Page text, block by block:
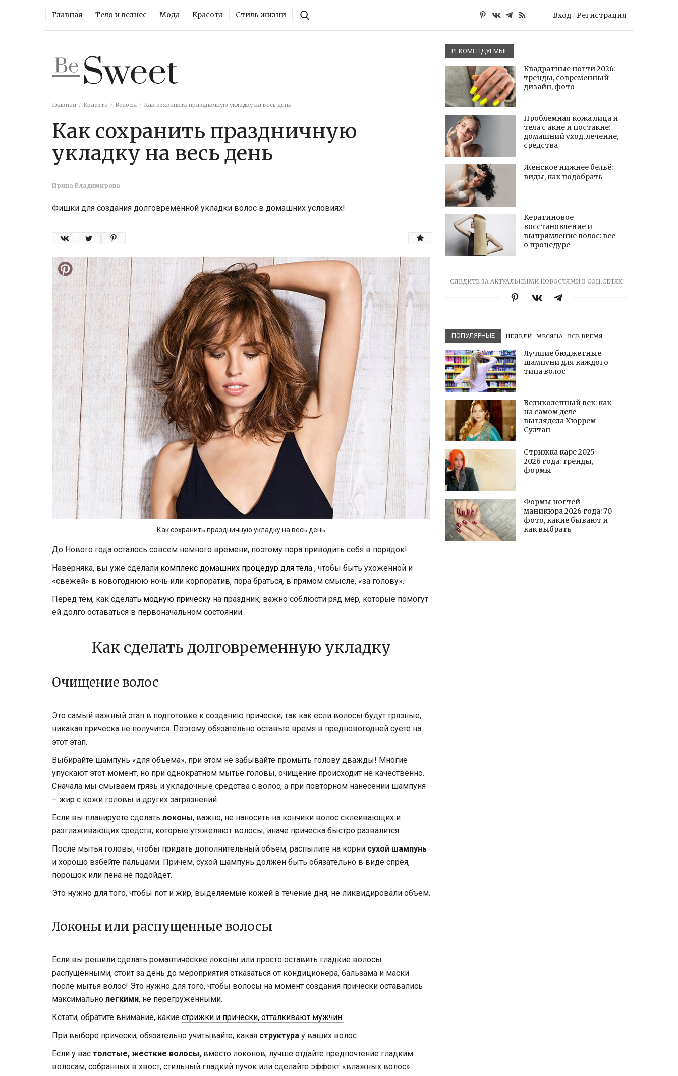
Главная Тело и велнес Мода Красота Стиль жизни Вход /Регистрация
Главная Красота Волосы Как сохранить праздничную укладку на весь день
Как сохранить праздничную
укладку на весь день
Ирина Владимирова
Фишки для создания долговременной укладки волос в домашних условиях!
Как сохранить праздничную укладку на весь день
До Нового года осталось совсем немного времени, поэтому пора приводить себя в порядок!
Наверняка, вы уже сделали комплекс домашних процедур для тела , чтобы быть ухоженной и
«свежей» в новогоднюю ночь или корпоратив, пора браться, в прямом смысле, «за голову».
Перед тем, как сделать модную прическу на праздник, важно соблюсти ряд мер, которые помогут
ей долго оставаться в первоначальном состоянии.
Как сделать долговременную укладку
Очищение волос
Это самый важный этап в подготовке к созданию прически, так как если волосы будут грязные,
никакая прическа не получится. Поэтому обязательно оставьте время в предновогодней суете на
этот этап.
Выбирайте шампунь «для объема», при этом не забывайте промыть голову дважды! Многие
упускают этот момент, но при однократном мытье головы, очищение происходит не качественно.
Сначала мы смываем грязь и укладочные средства с волос, а при повторном нанесении шампуня
– жир с кожи головы и других загрязнений.
Если вы планируете сделать локоны, важно, не наносить на кончики волос склеивающих и
разглаживающих средств, которые утяжеляют волосы, иначе прическа быстро развалится.
После мытья головы, чтобы придать дополнительный объем, распылите на корни сухой шампунь
и хорошо взбейте пальцами. Причем, сухой шампунь должен быть обязательно в виде спрея,
порошок или пена не подойдет.
Это нужно для того, чтобы пот и жир, выделяемые кожей в течение дня, не ликвидировали объем.
Локоны или распущенные волосы
Если вы решили сделать романтические локоны или просто оставить гладкие волосы
распущенными, стоит за день до мероприятия отказаться от кондиционера, бальзама и маски
после мытья волос! Это нужно для того, чтобы волосы на момент создания прически оставались
максимально легкими, не перегруженными.
Кстати, обратите внимание, какие стрижки и прически, отталкивают мужчин.
При выборе прически, обязательно учитывайте, какая структура у ваших волос.
Если у вас толстые, жесткие волосы, вместо локонов, лучше отдайте предпочтение гладким
волосам, собранных в хвост, стильный гладкий пучок или сделайте эффект «влажных волос».
РЕКОМЕНДУЕМЫЕ
Квадратные ногти 2026:
тренды, современный
дизайн, фото
Проблемная кожа лица и
тела с акне и постакне:
домашний уход, лечение,
средства
Женское нижнее бельё:
виды, как подобрать
Кератиновое
восстановление и
выпрямление волос: все
о процедуре
СЛЕДИТЕ ЗА АКТУАЛЬНЫМИ НОВОСТЯМИ В СОЦ.СЕТЯХ
ПОПУЛЯРНЫЕ НЕДЕЛИ МЕСЯЦА ВСЕ ВРЕМЯ
Лучшие бюджетные
шампуни для каждого
типа волос
Великолепный век: как
на самом деле
выглядела Хюррем
Султан
Стрижка каре 2025-
2026 года: тренды,
формы
Формы ногтей
маникюра 2026 года: 70
фото, какие бывают и
как выбрать